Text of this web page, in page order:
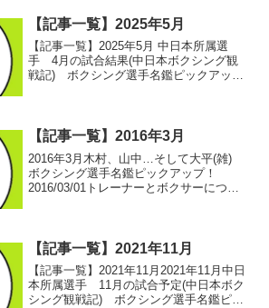
【記事一覧】2025年5月
【記事一覧】2025年5月 中日本所属選
手 4月の試合結果(中日本ボクシング観
戦記) ボクシング選手名鑑ピックアッ
【記事一覧】2016年3月
2016年3月木村、山中…そして大平(雑)
ボクシング選手名鑑ピックアップ！
2016/03/01トレーナーとボクサーについ
【記事一覧】2021年11月
【記事一覧】2021年11月2021年11月中日
本所属選手 11月の試合予定(中日本ボク
シング観戦記) ボクシング選手名鑑ピッ